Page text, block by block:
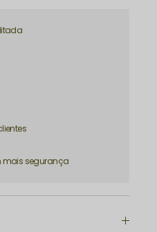
mais segurança